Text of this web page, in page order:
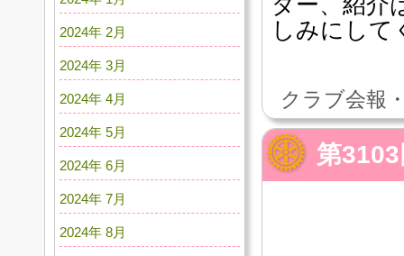
しみにして
クラブ会報
第
2024年 2月
2024年 3月
2024年 4月
2024年 5月
2024年 6月
2024年 7月
2024年 8月